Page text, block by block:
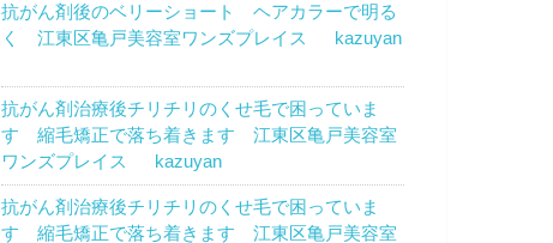
抗がん剤後のベリーショート ヘアカラーで明る
く 江東区亀戸美容室ワンズプレイス
kazuyan
抗がん剤治療後チリチリのくせ毛で困っていま
す 縮毛矯正で落ち着きます 江東区亀戸美容室
ワンズプレイス
kazuyan
抗がん剤治療後チリチリのくせ毛で困っていま
す 縮毛矯正で落ち着きます 江東区亀戸美容室